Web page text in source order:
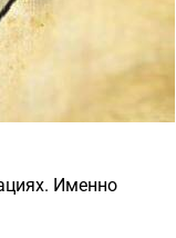
Именно